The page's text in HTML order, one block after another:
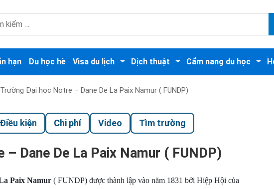
hạn Du học hè Visa du lịch Dịch thuật Cẩm nang du học
Trường Đại học Notre – Dane De La Paix Namur ( FUNDP)
Điều kiện Chi phí Video Tìm trường
Dane De La Paix Namur ( FUNDP)
Paix Namur ( FUNDP) được thành lập vào năm 1831 bởi Hiệp Hội của